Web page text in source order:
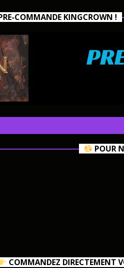
COMMANDE KINGCROWN !
POUR
COMMANDEZ DIRECTEMENT